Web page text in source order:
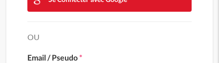
OU
Email / Pseudo*